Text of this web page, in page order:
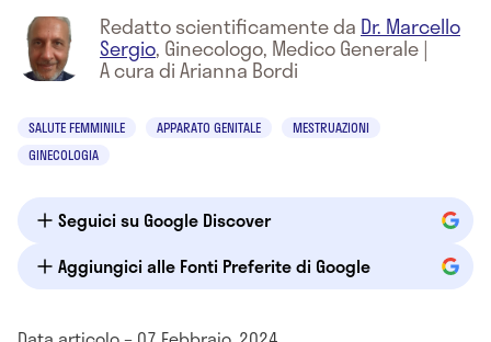
Redatto scientificamente da Dr. Marcello
Sergio, Ginecologo, Medico Generale|
A cura di Arianna Bordi
SALUTE FEMMINILE APPARATO GENITALE
MESTRUAZIONI
GINECOLOGIA
Seguici su Google Discover
Aggiungici alle Fonti Preferite di Google